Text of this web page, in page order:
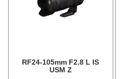
RF24-105mm F2.8 L IS
USM Z